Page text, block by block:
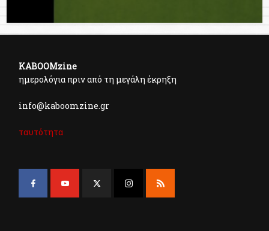
KABOOMzine
ημερολόγια πριν από τη μεγάλη έκρηξη
info@kaboomzine.gr
ταυτότητα